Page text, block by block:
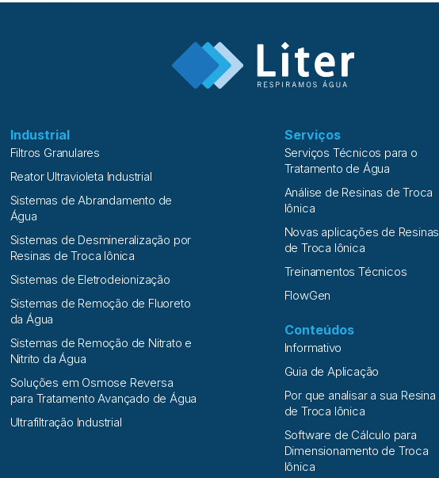
Industrial
Filtros Granulares
Reator Ultravioleta Industrial
Sistemas de Abrandamento de
Água
Sistemas de Desmineralização por
Resinas de Troca Iônica
Sistemas de Eletrodeionização
Sistemas de Remoção de Fluoreto
da Água
Sistemas de Remoção de Nitrato e
Nitrito da Água
Soluções em Osmose Reversa
para Tratamento Avançado de Água
Ultrafiltração Industrial
Serviços
Serviços Técnicos para o
Tratamento de Água
Análise de Resinas de Troca
Iônica
Novas aplicações de Resinas
de Troca Iônica
Treinamentos Técnicos
FlowGen
Conteúdos
Informativo
Guia de Aplicação
Por que analisar a sua Resina
de Troca Iônica
Software de Cálculo para
Dimensionamento de Troca
Iônica